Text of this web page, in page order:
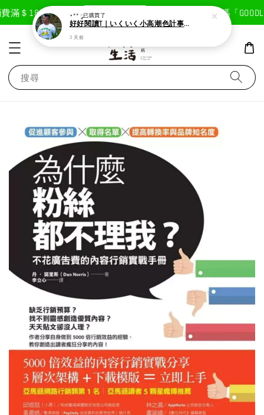
滿＄1800免運費 現在去購物！ 首次註冊輸入折扣碼「
搜尋
⋆** ༘已購買了
好好閱讀T｜いくいく小高潮色計事務所X好好生活書店聯名款
3 天前